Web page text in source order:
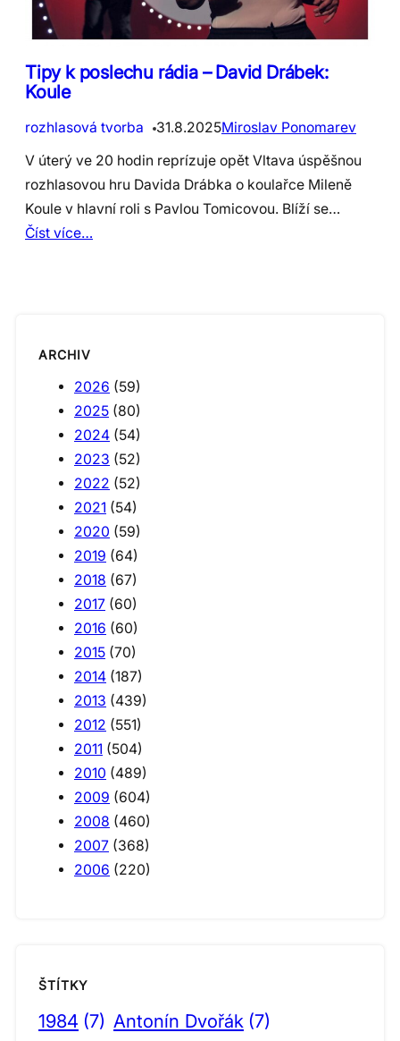
Tipy k poslechu rádia – David Drábek:
Koule
rozhlasová tvorba 31.8.2025Miroslav Ponomarev
V úterý ve 20 hodin reprízuje opět Vltava úspěšnou
rozhlasovou hru Davida Drábka o koulařce Mileně
Koule v hlavní roli s Pavlou Tomicovou. Blíží se…
Číst více…
ARCHIV
2026 (59)
2025 (80)
2024 (54)
2023 (52)
2022 (52)
2021 (54)
2020 (59)
2019 (64)
2018 (67)
2017 (60)
2016 (60)
2015 (70)
2014 (187)
2013 (439)
2012 (551)
2011 (504)
2010 (489)
2009 (604)
2008 (460)
2007 (368)
2006 (220)
ŠTÍTKY
1984 (7) Antonín Dvořák (7)